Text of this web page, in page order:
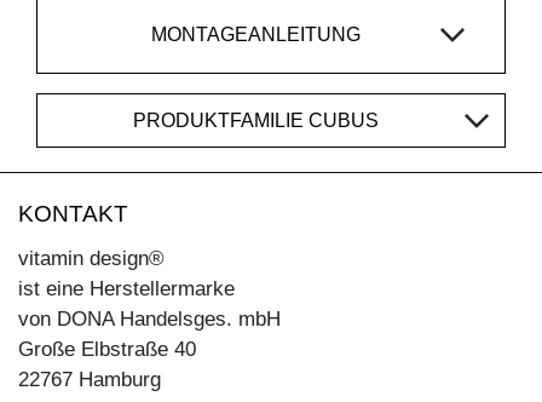
MONTAGEANLEITUNG
PRODUKTFAMILIE CUBUS
KONTAKT
vitamin design®
ist eine Herstellermarke
von DONA Handelsges. mbH
Große Elbstraße 40
22767 Hamburg